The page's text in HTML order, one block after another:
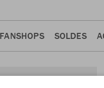
FANSHOPS SOLDES